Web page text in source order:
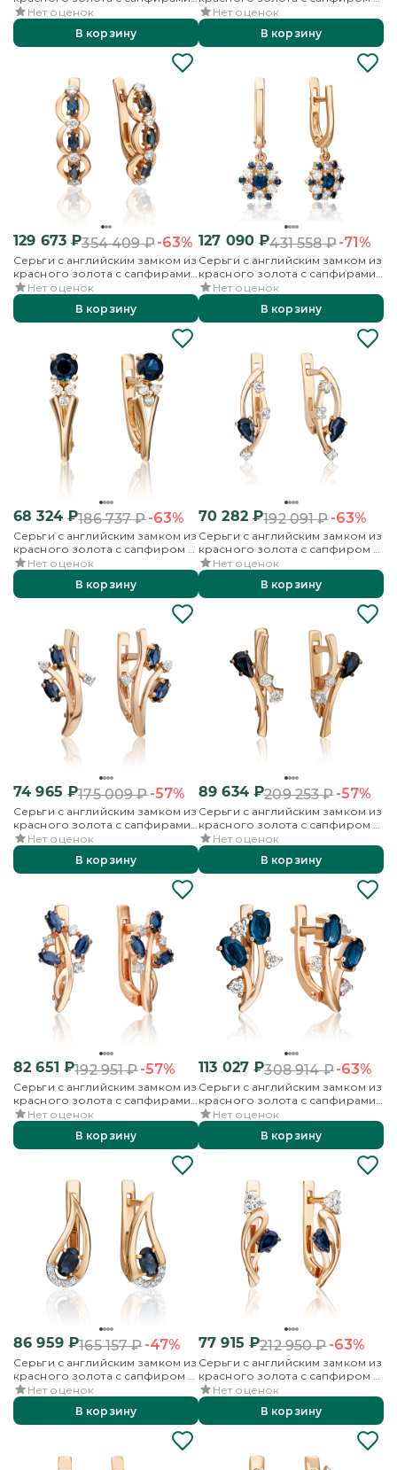
и бриллиантами
Нет оценок
В корзину
бриллиантами
Нет оценок
В корзину
129 673 ₽354 409₽-63%
Серьги с английским замком из
красного золота с сапфирами
и бриллиантами
Нет оценок
В корзину
127 090 ₽431 558₽-71%
Серьги с английским замком из
красного золота с сапфирами
и бриллиантами
Нет оценок
В корзину
68 324₽186 737₽-63%
Серьги с английским замком из
красного золота с сапфиром и
бриллиантами
Нет оценок
В корзину
70 282₽192 091₽-63%
Серьги с английским замком из
красного золота с сапфиром и
бриллиантами
Нет оценок
В корзину
74 965 ₽175 009₽-57%
Серьги с английским замком из
красного золота с сапфирами
и бриллиантами
Нет оценок
В корзину
89 634₽209 253₽-57%
Серьги с английским замком из
красного золота с сапфиром и
бриллиантами
Нет оценок
В корзину
82 651 ₽192 951₽-57%
Серьги с английским замком из
красного золота с сапфирами
и бриллиантами
Нет оценок
В корзину
113 027 ₽308 914₽-63%
Серьги с английским замком из
красного золота с сапфирами
и бриллиантами
Нет оценок
В корзину
86 959₽165 157₽-47%
Серьги с английским замком из
красного золота с сапфиром и
бриллиантами
Нет оценок
В корзину
77 915 ₽212 950₽-63%
Серьги с английским замком из
красного золота с сапфиром и
бриллиантами
Нет оценок
В корзину